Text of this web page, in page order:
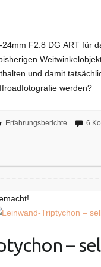
F2.8 DG ART für
und damit
werden?
Erfahrungsberichte 6
–